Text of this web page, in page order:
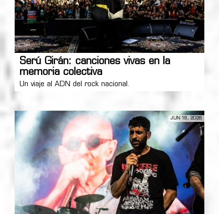
Serú Girán: canciones vivas en la
memoria colectiva
Un viaje al ADN del rock nacional.
JUN 16, 2026